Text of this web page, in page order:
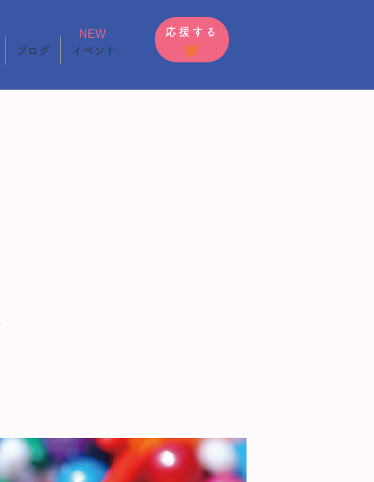
NEW
ブログ イベント
応援する